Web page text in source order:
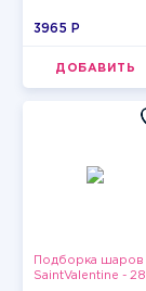
3965 P
ДОБАВИТЬ
Подборка шаров
SaintValentine - 28